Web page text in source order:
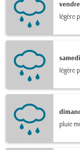
légère
samedi
légère
pluie